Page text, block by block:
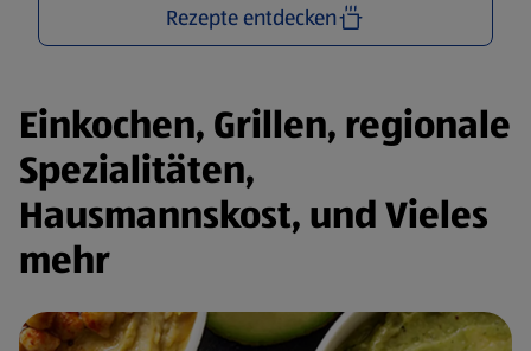
Rezepte entdecken
Einkochen, Grillen, regionale
Spezialitäten,
Hausmannskost, und Vieles
mehr